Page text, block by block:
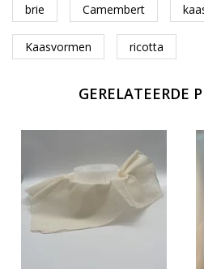
brie Camembert
Kaasvormen ricotta
GERELATEERDE